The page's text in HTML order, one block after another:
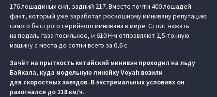
176 лошадиных сил, задний 217. Вместе почти 400 лошадей –
факт, который уже заработал роскошному минивэну репутацию
самого быстрого серийного минивэна в мире. Стоит нажать
на педаль газа посильнее, и 610 Н·м отправляют 2,5-тонную
машину с места до сотни всего за 6,6 с.
Зачёт на прыткость китайский минивэн проходил на льду
Байкала, куда модельную линейку Voyah возили
для скоростных заездов. В экстремальных условиях он
разогнался до 218 км/ч.